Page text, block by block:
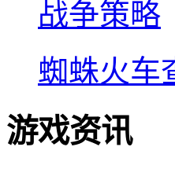
战争策略
蜘蛛火车
游戏资讯